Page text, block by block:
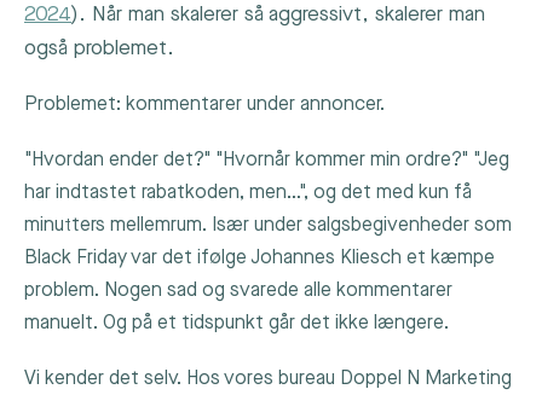
2024). Når man skalerer så aggressivt, skalerer man
også problemet.
Problemet: kommentarer under annoncer.
"Hvordan ender det?" "Hvornår kommer min ordre?" "Jeg
har indtastet rabatkoden, men…", og det med kun få
minutters mellemrum. Især under salgsbegivenheder som
Black Friday var det ifølge Johannes Kliesch et kæmpe
problem. Nogen sad og svarede alle kommentarer
manuelt. Og på et tidspunkt går det ikke længere.
Vi kender det selv. Hos vores bureau Doppel N Marketing